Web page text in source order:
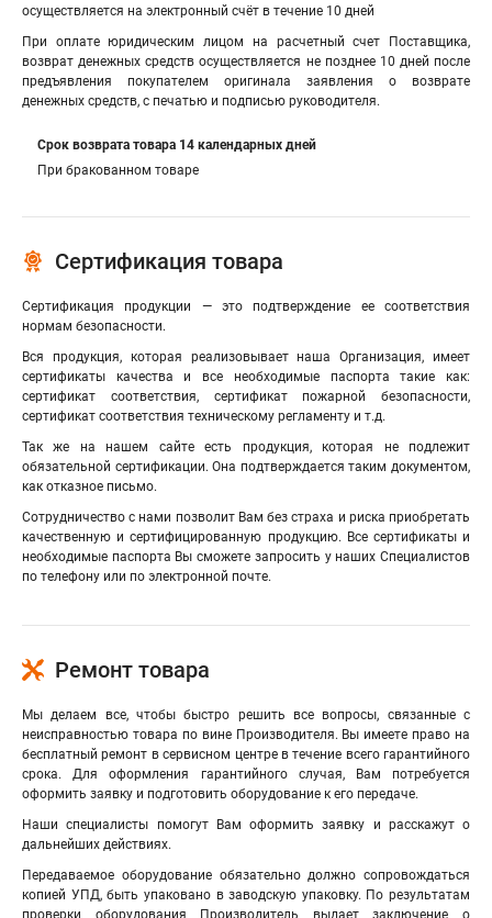
осуществляется на электронный счёт в течение 10 дней
При оплате юридическим лицом на расчетный счет Поставщика,
возврат денежных средств осуществляется не позднее 10 дней после
предъявления покупателем оригинала заявления о возврате
денежных средств, с печатью и подписью руководителя.
Срок возврата товара 14 календарных дней
При бракованном товаре
Сертификация товара
Сертификация продукции — это подтверждение ее соответствия
нормам безопасности.
Вся продукция, которая реализовывает наша Организация, имеет
сертификаты качества и все необходимые паспорта такие как:
сертификат соответствия, cертификат пожарной безопасности,
cертификат соответствия техническому регламенту и т.д.
Так же на нашем сайте есть продукция, которая не подлежит
обязательной сертификации. Она подтверждается таким документом,
как отказное письмо.
Сотрудничество с нами позволит Вам без страха и риска приобретать
качественную и сертифицированную продукцию. Все сертификаты и
необходимые паспорта Вы сможете запросить у наших Специалистов
по телефону или по электронной почте.
Ремонт товара
Мы делаем все, чтобы быстро решить все вопросы, связанные с
неисправностью товара по вине Производителя. Вы имеете право на
бесплатный ремонт в сервисном центре в течение всего гарантийного
срока. Для оформления гарантийного случая, Вам потребуется
оформить заявку и подготовить оборудование к его передаче.
Наши специалисты помогут Вам оформить заявку и расскажут о
дальнейших действиях.
Передаваемое оборудование обязательно должно сопровождаться
копией УПД, быть упаковано в заводскую упаковку. По результатам
проверки оборудования Производитель выдает заключение о